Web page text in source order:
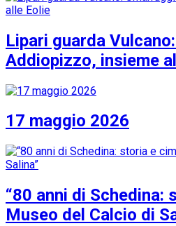
Lipari guarda
Addiopizzo, insieme
17 maggio 2026
“80 anni di Schedina:
Museo del Calcio di